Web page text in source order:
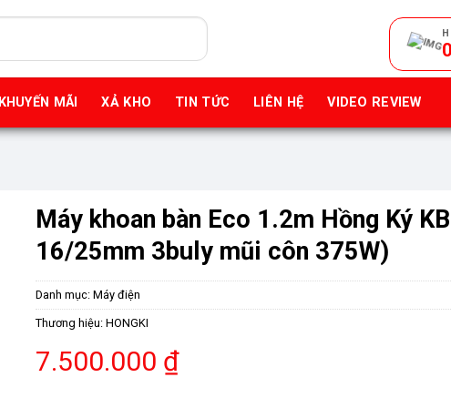
KHUYẾN MÃI XẢ KHO TIN TỨC LIÊN HỆ VIDEO REVIEW
Máy khoan bàn Eco 1.2m Hồng Ký
16/25mm 3buly mũi côn 375W)
Danh mục: Máy điện
Thương hiệu: HONGKI
7.500.000 ₫